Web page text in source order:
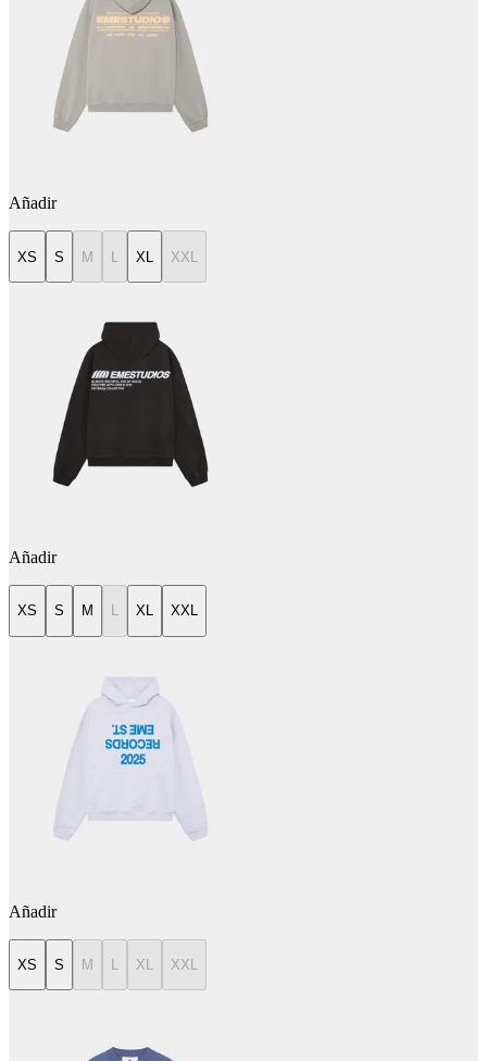
Añadir
XS S M L XL XXL
Añadir
XS S M L XL XXL
Añadir
XS S M XL XXL